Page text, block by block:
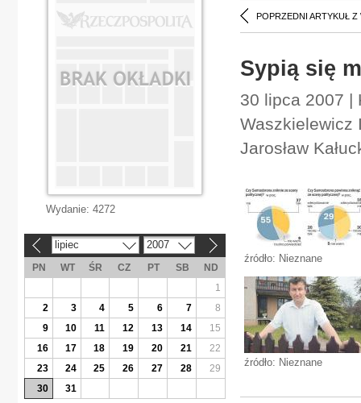
POPRZEDNI ARTYKUŁ Z
Sypią się
30 lipca 2007 |
Waszkielewicz
Jarosław
źródło: Nieznane
źródło: Nieznane
Wydanie: 4272
lipiec 2007
PN WT ŚR CZ PT SB
ND
1
2
3 4 5 6 7
8
9
10 11 12 13 14
15
16
17 18 19 20 21
22
23
24 25 26 27 28
29
30
31